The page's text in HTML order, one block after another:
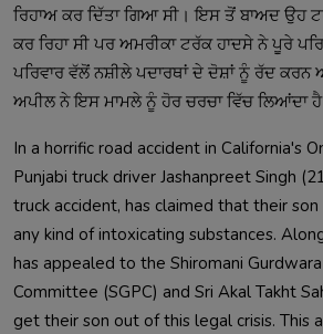
ਰਿਹਾਅ ਕਰ ਦਿੱਤਾ ਗਿਆ ਸੀ। ਇਸ ਤੋਂ ਬਾਅਦ ਉਹ
ਕਰ ਰਿਹਾ ਸੀ ਪਰ ਅਮਰੀਕਾ ਟਰੱਕ ਹਾਦਸੇ ਨੇ ਪੂਰੇ
ਪਰਿਵਾਰ ਵੱਲੋਂ ਨਸ਼ੀਲੇ ਪਦਾਰਥਾਂ ਦੇ ਦੋਸ਼ਾਂ ਨੂੰ ਰੱਦ ਕਰਨ
In a horrific road accident in California's
Punjabi truck driver Jashanpreet Singh
truck accident, has claimed that their
any kind of intoxicating substances.
has appealed to the Shiromani
Committee (SGPC) and Sri Akal Takht
get their son out of this legal crisis. This